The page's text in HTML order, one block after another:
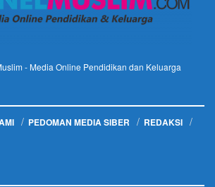
- Media Online Pendidikan dan Keluarga
PEDOMAN MEDIA SIBER
REDAKSI